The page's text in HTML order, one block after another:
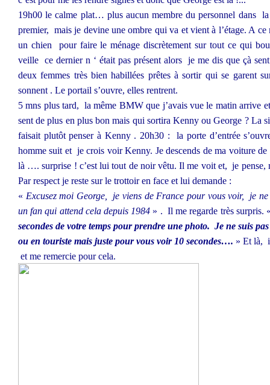
19h00 le calme plat… plus aucun membre du personnel dans
premier, mais je devine une ombre qui va et vient à l’étage. A ce
un chien
pour faire le ménage discrètement sur tout ce qui
veille ce dernier n ‘ était pas présent alors je me dis que çà
deux femmes très bien habillées prêtes à sortir qui se garent
sonnent . Le portail s’ouvre, elles rentrent.
5 mns plus tard, la même BMW que j’avais vue le matin arrive
sent de plus en plus bon mais qui sortira Kenny ou George ? La
faisait plutôt penser à Kenny . 20h30 :
la porte d’entrée
homme suit et je crois voir Kenny. Je descends de ma voiture
là …. surprise ! c’est lui tout de noir vêtu. Il me voit et, je pense,
Par respect je reste sur le trottoir en face et lui demande :
« Excusez moi George, je viens de France pour vous voir,
je
un fan qui attend cela depuis 1984 » . Il me regarde très surpris.
secondes de votre temps pour prendre une photo. Je ne suis
ou en touriste mais juste pour vous voir 10 secondes…. » Et là,
et me remercie pour cela.